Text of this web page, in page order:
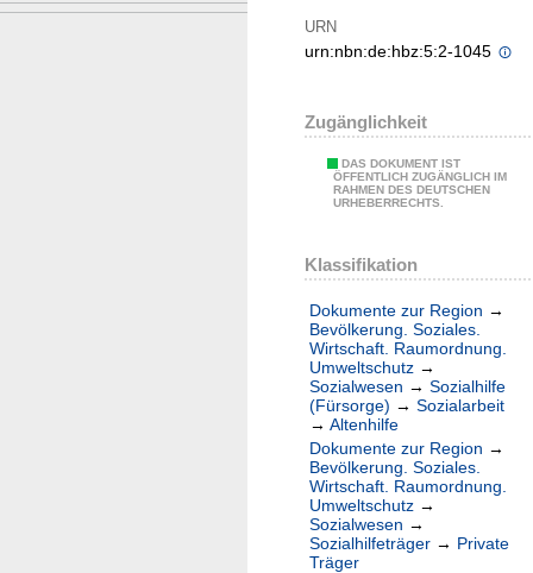
URN
urn:nbn:de:hbz:5:2-1045
Zugänglichkeit
DAS DOKUMENT IST
ÖFFENTLICH ZUGÄNGLICH IM
RAHMEN DES DEUTSCHEN
URHEBERRECHTS.
Klassifikation
Dokumente zur Region →
Bevölkerung. Soziales.
Wirtschaft. Raumordnung.
Umweltschutz →
Sozialwesen → Sozialhilfe
(Fürsorge) → Sozialarbeit
→ Altenhilfe
Dokumente zur Region →
Bevölkerung. Soziales.
Wirtschaft. Raumordnung.
Umweltschutz →
Sozialwesen →
Sozialhilfeträger → Private
Träger